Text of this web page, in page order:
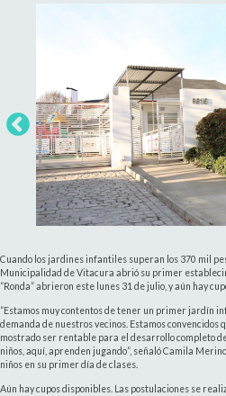
Cuando los jardines infantiles superan los 370 mil
Municipalidad de Vitacura abrió su primer
“Ronda” abrieron este lunes 31 de julio, y aún hay
“Estamos muy contentos de tener un primer jardín
demanda de nuestros vecinos. Estamos
mostrado ser rentable para el desarrollo completo
niños, aquí, aprenden jugando”, señaló Camila
niños en su primer día de clases.
Aún hay cupos disponibles. Las postulaciones se